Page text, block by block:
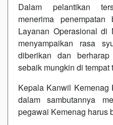
Dalam pelantikan
menerima
Layanan Operasional
menyampaikan rasa
diberikan dan
sebaik mungkin di tempat
Kepala Kanwil Kemenag
dalam sambutannya
pegawai Kemenag harus